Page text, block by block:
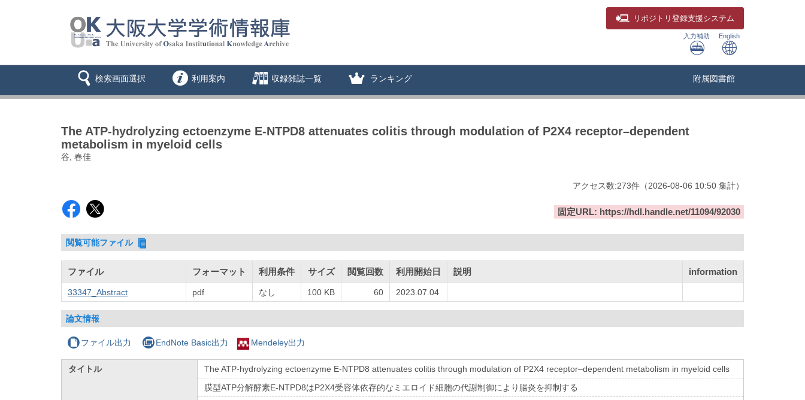
リポジトリ 登録支援システム
入力補助 English
検索画面選択 利用案内 収録雑誌一覧 ランキング 附属図書館
The ATP-hydrolyzing ectoenzyme E-NTPD8 attenuates colitis through modulation of P2X4 receptor–dependent
metabolism in myeloid cells
谷, 春佳
アクセス数:273件 （2026-08-06 10:50 集計）
固定URL: https://hdl.handle.net/11094/92030
閲覧可能ファイル
ファイル フォーマット 利用条件 サイズ 閲覧回数 利用開始日 説明 information
33347_Abstract pdf なし 100 KB 60 2023.07.04
論文情報
ファイル出力 EndNote Basic出力 Mendeley出力
タイトル
The ATP-hydrolyzing ectoenzyme E-NTPD8 attenuates colitis through modulation of P2X4 receptor–dependent metabolism in myeloid cells
膜型ATP分解酵素E-NTPD8はP2X4受容体依存的なミエロイド細胞の代謝制御により腸炎を抑制する